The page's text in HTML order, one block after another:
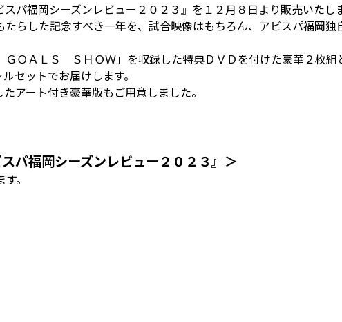
パ福岡シーズンレビュー２０２３』を１２月８日より販売いたし
らした記念すべき一年を、試合映像はもちろん、アビスパ福岡独
ＯＡＬＳ ＳＨＯＷ」を収録した特典ＤＶＤを付けた豪華２枚組
セットでお届けします。
アート付き豪華版もご用意しました。
パ福岡シーズンレビュー２０２３』＞
。